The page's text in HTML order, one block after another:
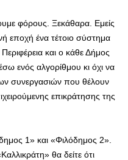
φόρους. Ξεκάθαρα. Εμείς
εποχή ένα τέτοιο σύστημα
και ο κάθε Δήμος
ενός αλγορίθμου κι όχι να
συνεργασιών που θέλουν
επικράτησης της
1» και «Φιλόδημος 2».
θα δείτε ότι